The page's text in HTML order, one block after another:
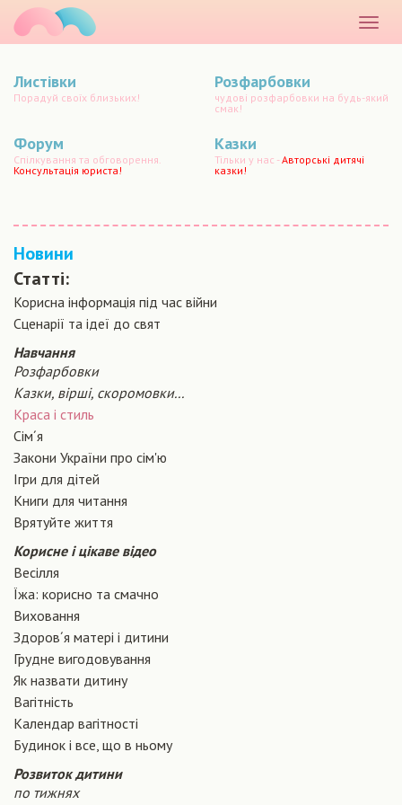
меню
Листівки
Порадуй своїх близьких!
Розфарбовки
чудові розфарбовки на будь-який
смак!
Форум
Спілкування та обговорення.
Консультація юриста!
Казки
Тільки у нас -Авторські дитячі
казки!
Новини
Статті:
Корисна інформація під час війни
Сценарiї та iдеї до свят
Навчання
Розфарбовки
Казки, вірші, скоромовки...
Краса і стиль
Сiм´я
Закони України про сiм'ю
Ігри для дітей
Книги для читання
Врятуйте життя
Корисне і цікаве відео
Весілля
Їжа: корисно та смачно
Виховання
Здоров´я матері і дитини
Грудне вигодовування
Як назвати дитину
Вагiтнiсть
Календар вагітності
Будинок і все, що в ньому
Розвиток дитини
по тижнях